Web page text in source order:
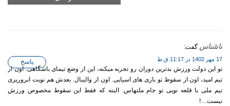
ناشناس گفت:
17 مهر 1402 در 11:17 ق.ظ
تو این دولت ورزش بدترین دوران رو تجربه میکنه، این از وضع تیمای باشگاهی. اون از
تیم امید، اون از سقوط تو بازی های اسیایی. اون از والیبال. بعدش هم نوبت ابروریزی
تیم ملی با قلعه نویی تو جام ملتهاس. البته که فقط این سقوط مخصوص ورزش
نیست…!
پاسخ